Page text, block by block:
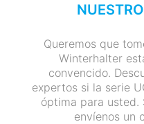
Queremos que
Winterhalter
convencido.
expertos si la serie
óptima para usted.
envíenos un